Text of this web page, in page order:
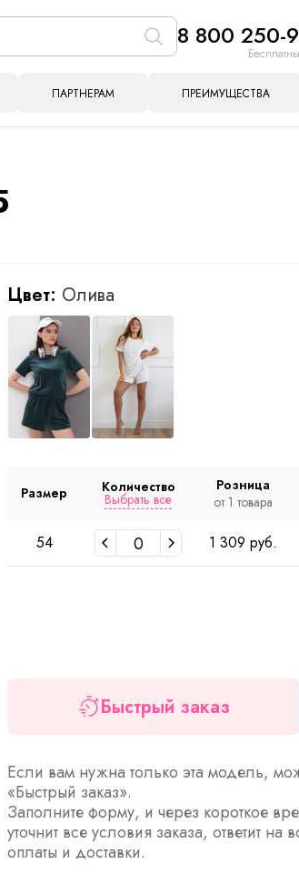
8 800 250-
ПАРТНЕРАМ ПРЕИМУЩЕСТВА
Цвет: Олива
Размер Количество
Выбрать все
Розница
от 1 товара
54 1 309 руб.
Быстрый заказ
Если вам нужна только эта модель,
«Быстрый заказ».
Заполните форму, и через короткое
уточнит все условия заказа, ответит
оплаты и доставки.